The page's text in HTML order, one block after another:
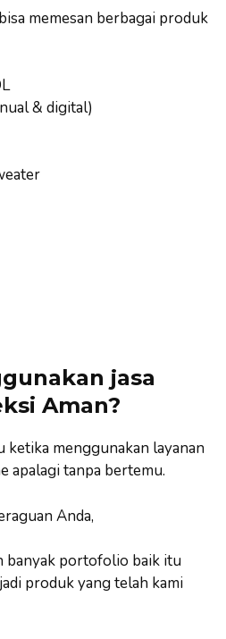
memesan berbagai produk
& digital)
jasa
Aman?
ketika menggunakan layanan
apalagi tanpa bertemu.
Anda,
banyak portofolio baik itu
produk yang telah kami